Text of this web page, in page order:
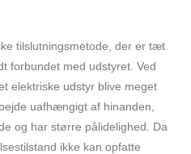
tilslutningsmetode, der er tæt
forbundet med udstyret. Ved
elektriske udstyr blive meget
uafhængigt af hinanden,
og har større pålidelighed. Da
ikke kan opfatte